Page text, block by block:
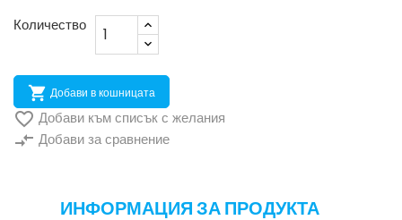
Количество
 Добави в кошницата
 Добави към списък с желания
compare_arrows Добави за сравнение
ИНФОРМАЦИЯ ЗА ПРОДУКТА